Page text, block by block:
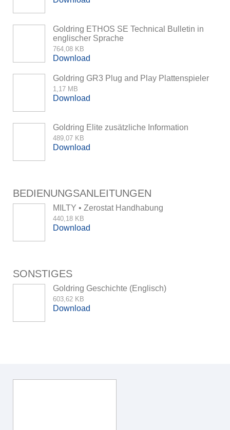
Goldring ETHOS SE Technical Bulletin in
englischer Sprache
764,08 KB
Download
Goldring GR3 Plug and Play Plattenspieler
1,17 MB
Download
Goldring Elite zusätzliche Information
489,07 KB
Download
BEDIENUNGSANLEITUNGEN
MILTY • Zerostat Handhabung
440,18 KB
Download
SONSTIGES
Goldring Geschichte (Englisch)
603,62 KB
Download